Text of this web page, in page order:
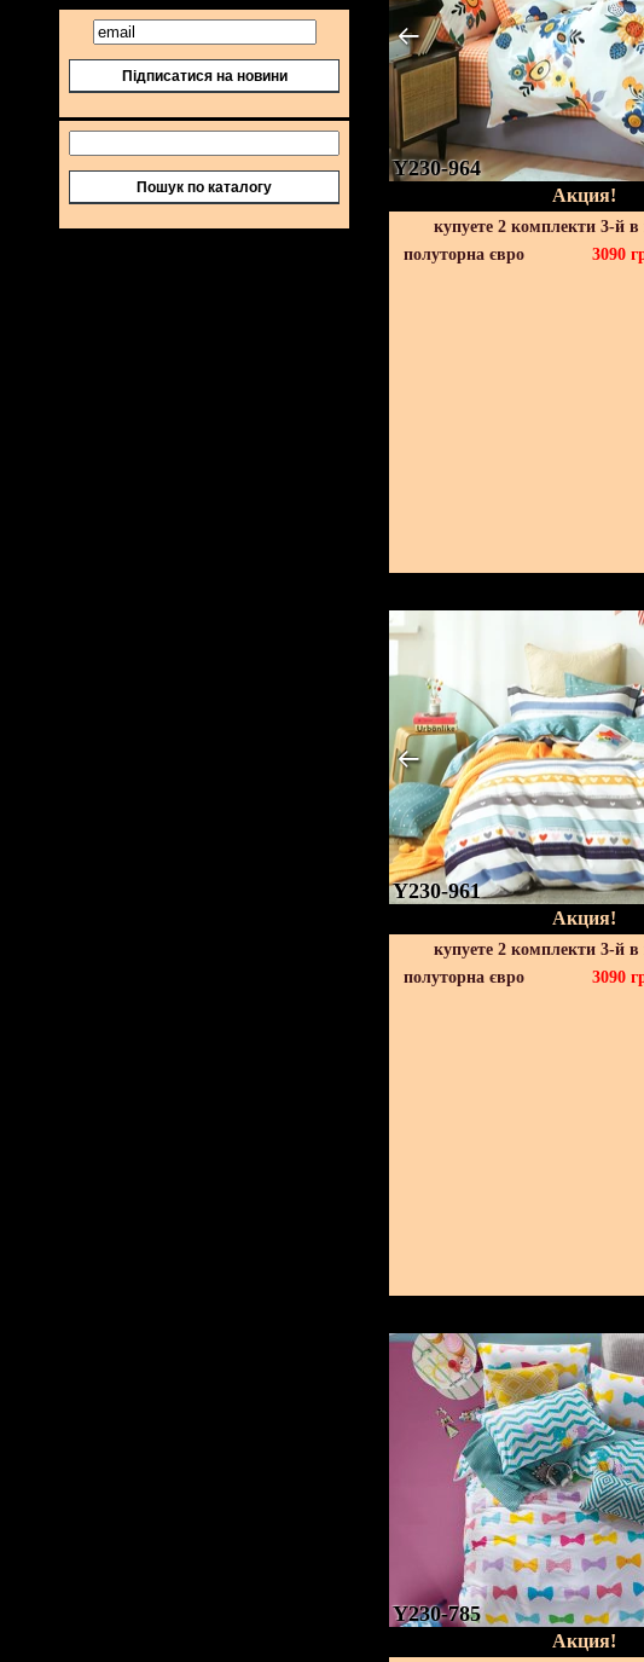
Підписатися на новини
Пошук по каталогу
Y230-964
Акция!
купуете 2 комплекти 3-й в
полуторна євро
3090
Y230-961
Акция!
купуете 2 комплекти 3-й в
полуторна євро
3090
Y230-785
Акция!